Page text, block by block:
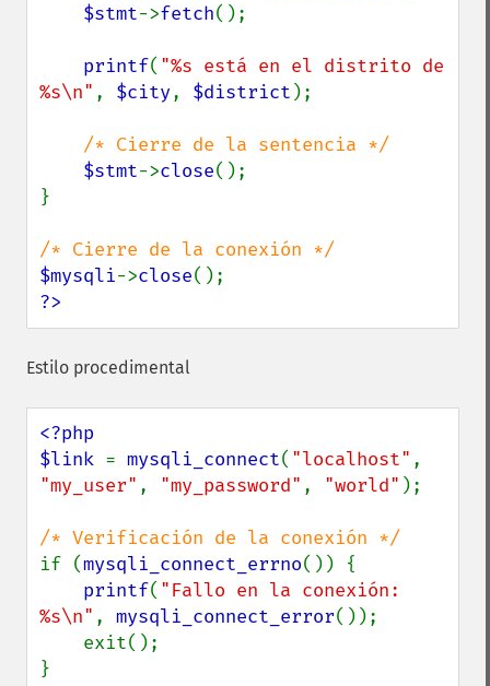
$stmt->fetch();
printf( "%s está en el distrito de
%s\n" , $city, $district );
/* Cierre de la sentencia */
$stmt->close();
}
$mysqli->close
?>
Estilo procedimental
<?php
$link = mysqli_connect( "localhost"
"my_user" , "my_password" , "world" );
if (mysqli_connect_errno()) {
printf( "Fallo en la conexión:
%s\n" , mysqli_connect_error());
}